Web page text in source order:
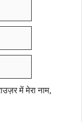
में मेरा नाम,